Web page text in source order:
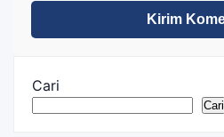
Cari
Cari